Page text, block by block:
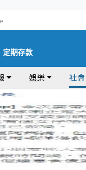
定期存款
娛樂 社會